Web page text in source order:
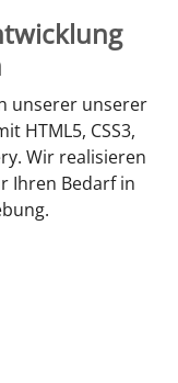
unserer unserer
HTML5, CSS3,
Wir realisieren
Ihren Bedarf in